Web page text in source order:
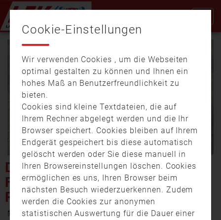
Video
DIE SPEZIALEINHEIT DER
FEUERWEHR – FIRST
RESPONDER
13. Juni 2019 19:48
Cookie-Einstellungen
Wir verwenden Cookies , um die Webseiten
optimal gestalten zu können und Ihnen ein
hohes Maß an Benutzerfreundlichkeit zu
bieten.
Cookies sind kleine Textdateien, die auf
Ihrem Rechner abgelegt werden und die Ihr
Browser speichert. Cookies bleiben auf Ihrem
Endgerät gespeichert bis diese automatisch
gelöscht werden oder Sie diese manuell in
Ihren Browsereinstellungen löschen. Cookies
ermöglichen es uns, Ihren Browser beim
nächsten Besuch wiederzuerkennen. Zudem
werden die Cookies zur anonymen
statistischen Auswertung für die Dauer einer